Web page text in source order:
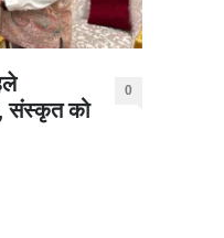
संस्कृत को
0